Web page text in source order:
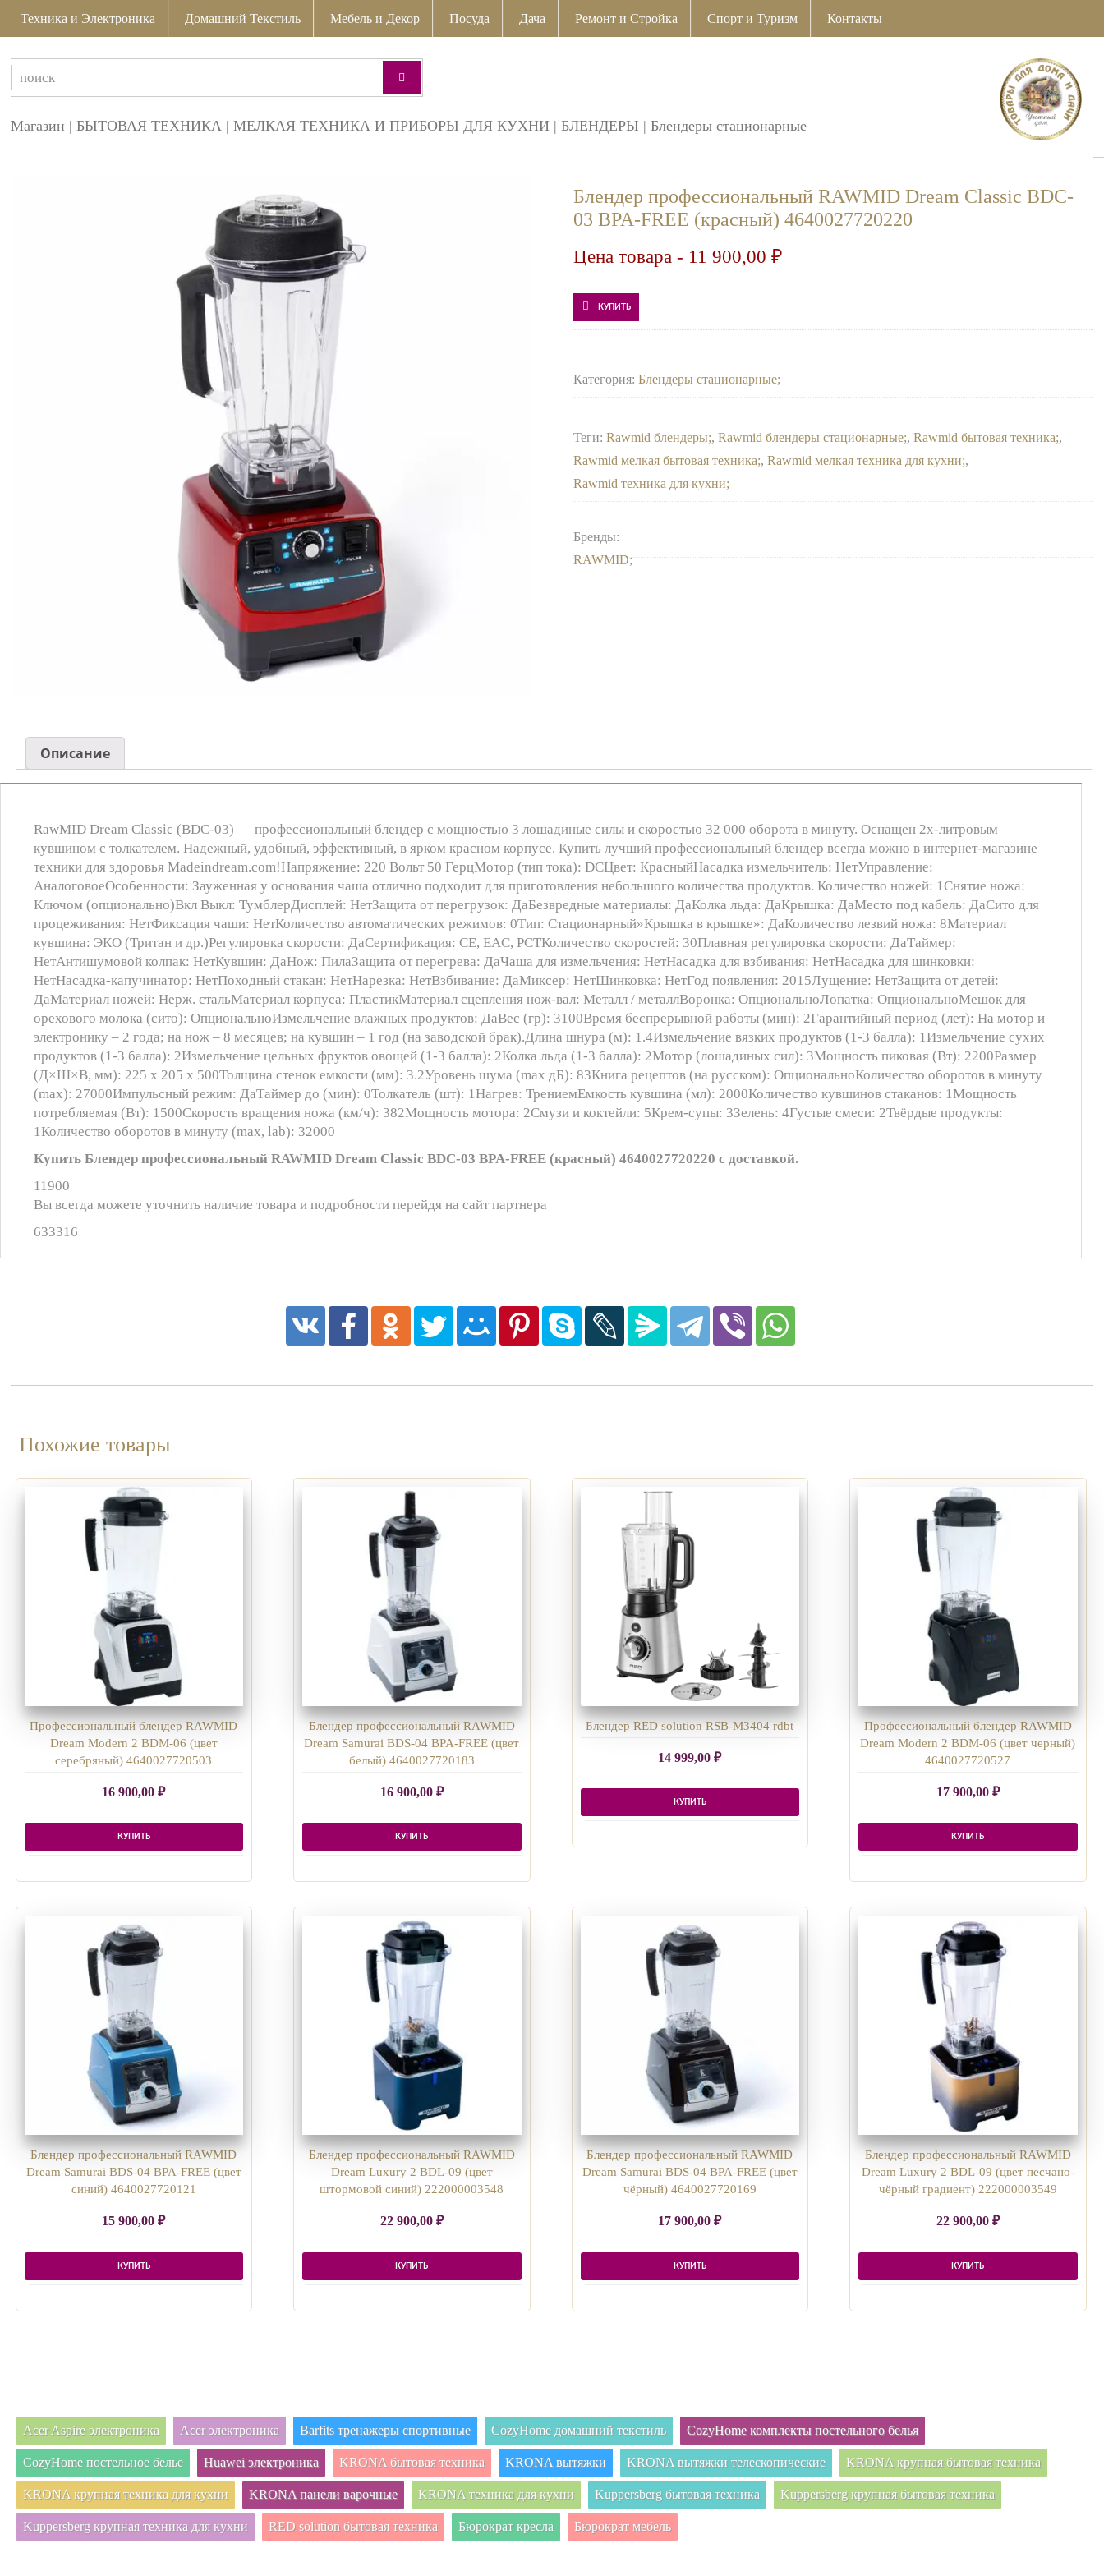
Техника и Электроника Домашний Текстиль Мебель и Декор Посуда Дача Ремонт и Стройка Спорт и Туризм Контакты
Магазин |БЫТОВАЯ ТЕХНИКА |МЕЛКАЯ ТЕХНИКА И ПРИБОРЫ ДЛЯ КУХНИ |БЛЕНДЕРЫ |Блендеры стационарные
Блендер профессиональный RAWMID Dream Classic BDC-
03 BPA-FREE (красный) 4640027720220
Цена товара - 11 900,00₽
КУПИТЬ
Категория:Блендеры стационарные
Теги:Rawmid блендеры ,Rawmid блендеры стационарные ,Rawmid бытовая техника ,
Rawmid мелкая бытовая техника ,Rawmid мелкая техника для кухни ,
Rawmid техника для кухни
Бренды:
RAWMID
Описание
RawMID Dream Classic (BDC-03) — профессиональный блендер с мощностью 3 лошадиные силы и скоростью 32 000 оборота в минуту. Оснащен 2х-литровым
кувшином с толкателем. Надежный, удобный, эффективный, в ярком красном корпусе. Купить лучший профессиональный блендер всегда можно в интернет-магазине
техники для здоровья Madeindream.com!Напряжение: 220 Вольт 50 ГерцМотор (тип тока): DСЦвет: КрасныйНасадка измельчитель: НетУправление:
АналоговоеОсобенности: Зауженная у основания чаша отлично подходит для приготовления небольшого количества продуктов. Количество ножей: 1Снятие ножа:
Ключом (опционально)Вкл Выкл: ТумблерДисплей: НетЗащита от перегрузок: ДаБезвредные материалы: ДаКолка льда: ДаКрышка: ДаМесто под кабель: ДаСито для
процеживания: НетФиксация чаши: НетКоличество автоматических режимов: 0Тип: Стационарный»Крышка в крышке»: ДаКоличество лезвий ножа: 8Материал
кувшина: ЭКО (Тритан и др.)Регулировка скорости: ДаСертификация: CE, EAC, РСТКоличество скоростей: 30Плавная регулировка скорости: ДаТаймер:
НетАнтишумовой колпак: НетКувшин: ДаНож: ПилаЗащита от перегрева: ДаЧаша для измельчения: НетНасадка для взбивания: НетНасадка для шинковки:
НетНасадка-капучинатор: НетПоходный стакан: НетНарезка: НетВзбивание: ДаМиксер: НетШинковка: НетГод появления: 2015Лущение: НетЗащита от детей:
ДаМатериал ножей: Нерж. стальМатериал корпуса: ПластикМатериал сцепления нож-вал: Металл / металлВоронка: ОпциональноЛопатка: ОпциональноМешок для
орехового молока (сито): ОпциональноИзмельчение влажных продуктов: ДаВес (гр): 3100Время беспрерывной работы (мин): 2Гарантийный период (лет): На мотор и
электронику – 2 года; на нож – 8 месяцев; на кувшин – 1 год (на заводской брак).Длина шнура (м): 1.4Измельчение вязких продуктов (1-3 балла): 1Измельчение сухих
продуктов (1-3 балла): 2Измельчение цельных фруктов овощей (1-3 балла): 2Колка льда (1-3 балла): 2Мотор (лошадиных сил): 3Мощность пиковая (Вт): 2200Размер
(Д×Ш×В, мм): 225 x 205 x 500Толщина стенок емкости (мм): 3.2Уровень шума (max дБ): 83Книга рецептов (на русском): ОпциональноКоличество оборотов в минуту
(max): 27000Импульсный режим: ДаТаймер до (мин): 0Толкатель (шт): 1Нагрев: ТрениемЕмкость кувшина (мл): 2000Количество кувшинов стаканов: 1Мощность
потребляемая (Вт): 1500Скорость вращения ножа (км/ч): 382Мощность мотора: 2Смузи и коктейли: 5Крем-супы: 3Зелень: 4Густые смеси: 2Твёрдые продукты:
1Количество оборотов в минуту (max, lab): 32000
Купить Блендер профессиональный RAWMID Dream Classic BDC-03 BPA-FREE (красный) 4640027720220 с доставкой.
11900
Вы всегда можете уточнить наличие товара и подробности перейдя на сайт партнера
633316
Похожие товары
Профессиональный блендер RAWMID
Dream Modern 2 BDM-06 (цвет
серебряный) 4640027720503
16 900,00₽
КУПИТЬ
Блендер профессиональный RAWMID
Dream Samurai BDS-04 BPA-FREE (цвет
белый) 4640027720183
16 900,00 ₽
КУПИТЬ
Блендер RED solution RSB-M3404 rdbt
14 999,00₽
КУПИТЬ
Профессиональный блендер RAWMID
Dream Modern 2 BDM-06 (цвет черный)
4640027720527
17 900,00 ₽
КУПИТЬ
Блендер профессиональный RAWMID
Dream Samurai BDS-04 BPA-FREE (цвет
синий) 4640027720121
15 900,00₽
КУПИТЬ
Блендер профессиональный RAWMID
Dream Luxury 2 BDL-09 (цвет
штормовой синий) 222000003548
22 900,00 ₽
КУПИТЬ
Блендер профессиональный RAWMID
Dream Samurai BDS-04 BPA-FREE (цвет
чёрный) 4640027720169
17 900,00₽
КУПИТЬ
Блендер профессиональный RAWMID
Dream Luxury 2 BDL-09 (цвет песчано-
чёрный градиент) 222000003549
22 900,00 ₽
КУПИТЬ
Acer Aspire электроника Acer электроника Barfits тренажеры спортивные CozyHome домашний текстиль CozyHome комплекты постельного белья
CozyHome постельное белье Huawei электроника KRONA бытовая техника KRONA вытяжки KRONA вытяжки телескопические KRONA крупная бытовая техника
KRONA крупная техника для кухни KRONA панели варочные KRONA техника для кухни Kuppersberg бытовая техника Kuppersberg крупная бытовая техника
Kuppersberg крупная техника для кухни RED solution бытовая техника Бюрократ кресла Бюрократ мебель